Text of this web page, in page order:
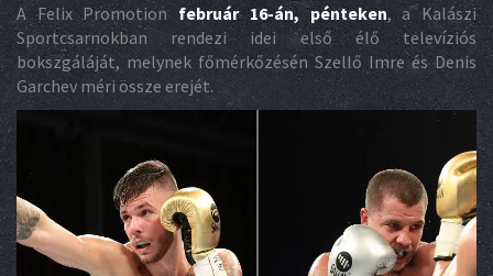
A Felix Promotion február 16-án, pénteken, a Kalászi
Sportcsarnokban rendezi idei első élő televíziós
bokszgáláját, melynek főmérkőzésén Szellő Imre és Denis
Garchev méri össze erejét.